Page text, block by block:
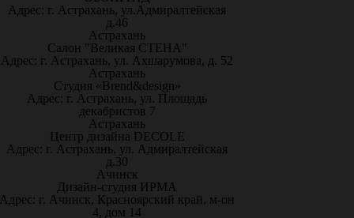
Адрес: г. Астрахань, ул.Адмиралтейская
д.46
Астрахань
Салон "Великая СТЕНА"
Адрес: г. Астрахань, ул. Ахшарумова, д. 52
Астрахань
Студия «Brend&design»
Адрес: г. Астрахань, ул. Площадь
декабристов 7
Астрахань
Центр дизайна DECOLE
Адрес: г. Астрахань, ул. Адмиралтейская
д.30
Ачинск
Дизайн-студия ИРМА
Адрес: г. Ачинск, Красноярский край, м-он
4, дом 14